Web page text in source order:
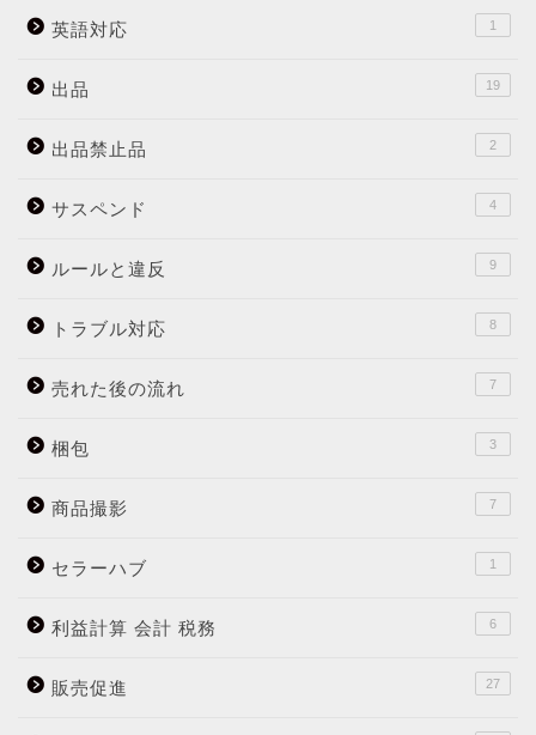
英語対応 1
出品 19
出品禁止品 2
サスペンド 4
ルールと違反 9
トラブル対応 8
売れた後の流れ 7
梱包 3
商品撮影 7
セラーハブ 1
利益計算 会計 税務 6
販売促進 27